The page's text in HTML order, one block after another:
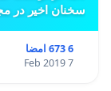
سخنان اخیر در
6 673 امضا
7 Feb 2019